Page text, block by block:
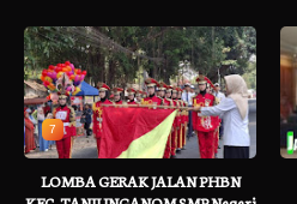
7
LOMBA GERAK JALAN PHBN